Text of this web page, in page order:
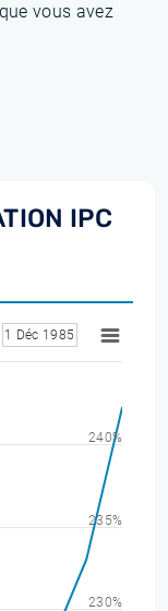
vous avez
IPC
1 Déc 1985
230%
235%
240%